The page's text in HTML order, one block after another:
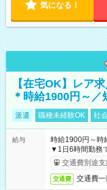
気になる！
【在宅OK】レア
＊時給1900円～
派遣 職種未経験OK 社
給与
時給1900円～
▼1日6時間勤務
交通費別途支
交通費 交通費